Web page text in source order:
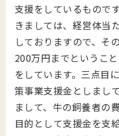
支援をしているもので
きましては、経営体当
しておりますので、そ
200万円までというこ
をしています。三点目
策事業支援金としまし
まして、牛の飼養者の
目的として支援金を支